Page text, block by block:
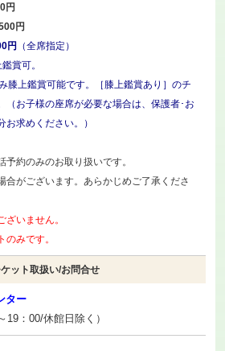
円
円
円
（全席指定）
賞可。
膝上鑑賞可能です。［膝上鑑賞あり］のチ
（お子様の座席が必要な場合は、保護者･お
求めください。）
約のみのお取り扱いです。
がございます。あらかじめご了承くださ
いません。
のみです。
ット取扱い/お問合せ
ター
19：00/休館日除く）